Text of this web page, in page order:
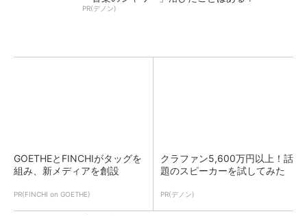
PR(デノン)
GOETHEとFINCHIがタッグを
組み、新メディアを創設
PR(FINCHI on GOETHE)
クラファン5,600万円以上！話
題のスピーカーを試してみた
PR(デノン)